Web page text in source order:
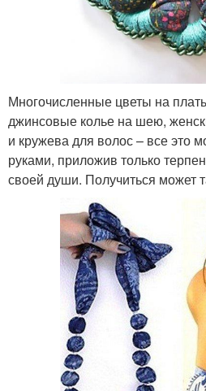
Многочисленные цветы на
джинсовые колье на шею,
и кружева для волос – все это
руками, приложив только
своей души. Получиться может